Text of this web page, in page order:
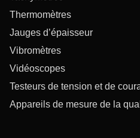
Thermomètres
Jauges d’épaisseur
Vibromètres
Vidéoscopes
Testeurs de tension et de
Appareils de mesure de la